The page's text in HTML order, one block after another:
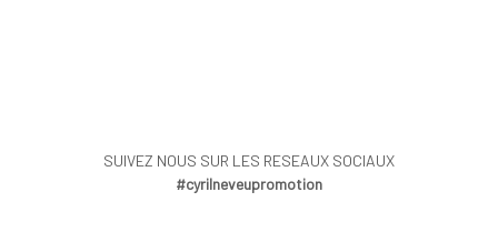
SUIVEZ NOUS SUR LES RESEAUX SOCIAUX
#cyrilneveupromotion